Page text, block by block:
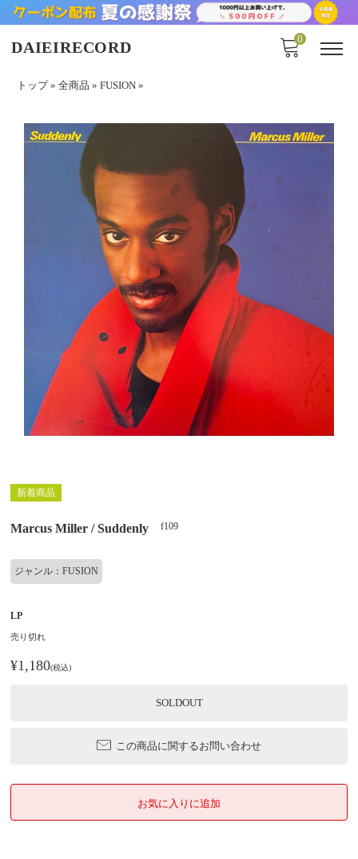
DAIEIRECORD 0
トップ» 全商品 » FUSION »
新着商品
Marcus Miller / Suddenly f109
ジャンル：FUSION
LP
売り切れ
¥1,180(税込)
SOLDOUT
この商品に関するお問い合わせ